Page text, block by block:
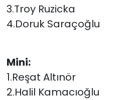
3.Troy Ruzicka
4.Doruk Saraçoğlu
Mini:
1.Reşat Altınör
2.Halil Kamacıoğlu